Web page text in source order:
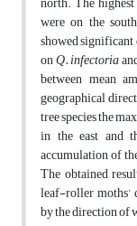
were on the
showed
onQ. infectoria
between mean
geographical
tree species the
in the east and
accumulation of
The obtained
leaf-roller moths’
by the direction of